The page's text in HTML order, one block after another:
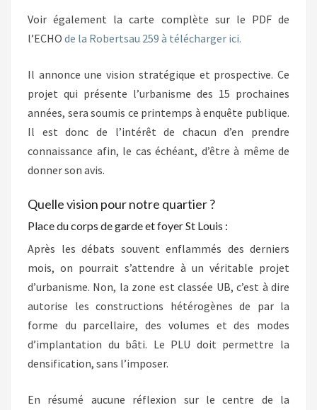
Voir également la carte complète sur le PDF de
l’ECHO de la Robertsau 259 à télécharger ici.
Il annonce une vision stratégique et prospective. Ce
projet qui présente l’urbanisme des 15 prochaines
années, sera soumis ce printemps à enquête publique.
Il est donc de l’intérêt de chacun d’en prendre
connaissance afin, le cas échéant, d’être à même de
donner son avis.
Quelle vision pour notre quartier ?
Place du corps de garde et foyer St Louis :
Après les débats souvent enflammés des derniers
mois, on pourrait s’attendre à un véritable projet
d’urbanisme. Non, la zone est classée UB, c’est à dire
autorise les constructions hétérogènes de par la
forme du parcellaire, des volumes et des modes
d’implantation du bâti. Le PLU doit permettre la
densification, sans l’imposer.
En résumé aucune réflexion sur le centre de la